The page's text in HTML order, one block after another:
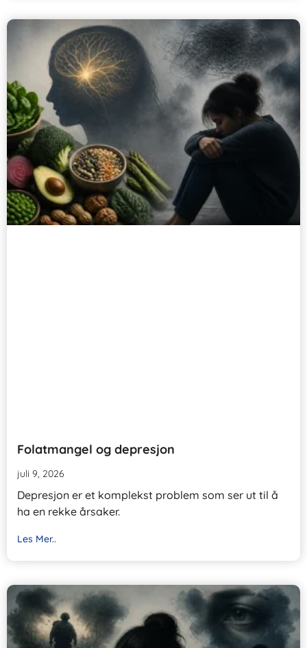
Folatmangel og depresjon
juli 9, 2026
Depresjon er et komplekst problem som ser ut til å
ha en rekke årsaker.
Les Mer..